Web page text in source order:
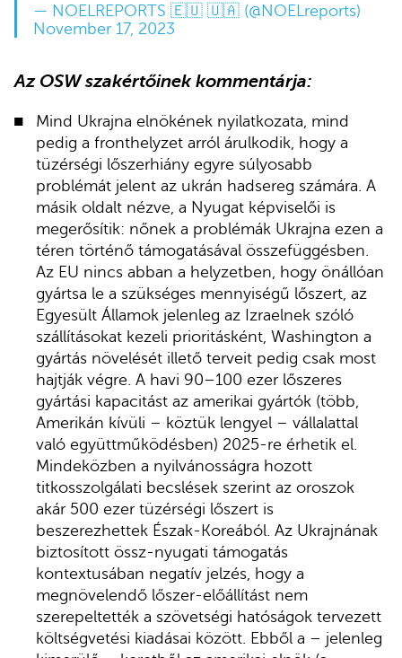
— NOELREPORTS 🇪🇺 🇺🇦 (@NOELreports)
November 17, 2023
Az OSW szakértőinek kommentárja:
Mind Ukrajna elnökének nyilatkozata, mind
pedig a fronthelyzet arról árulkodik, hogy a
tüzérségi lőszerhiány egyre súlyosabb
problémát jelent az ukrán hadsereg számára. A
másik oldalt nézve, a Nyugat képviselői is
megerősítik: nőnek a problémák Ukrajna ezen a
téren történő támogatásával összefüggésben.
Az EU nincs abban a helyzetben, hogy önállóan
gyártsa le a szükséges mennyiségű lőszert, az
Egyesült Államok jelenleg az Izraelnek szóló
szállításokat kezeli prioritásként, Washington a
gyártás növelését illető terveit pedig csak most
hajtják végre. A havi 90–100 ezer lőszeres
gyártási kapacitást az amerikai gyártók (több,
Amerikán kívüli – köztük lengyel – vállalattal
való együttműködésben) 2025-re érhetik el.
Mindeközben a nyilvánosságra hozott
titkosszolgálati becslések szerint az oroszok
akár 500 ezer tüzérségi lőszert is
beszerezhettek Észak-Koreából. Az Ukrajnának
biztosított össz-nyugati támogatás
kontextusában negatív jelzés, hogy a
megnövelendő lőszer-előállítást nem
szerepeltették a szövetségi hatóságok tervezett
költségvetési kiadásai között. Ebből a – jelenleg